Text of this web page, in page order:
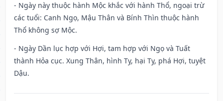
- Ngày này thuộc hành Mộc khắc với hành Thổ, ngoại trừ
các tuổi: Canh Ngọ, Mậu Thân và Bính Thìn thuộc hành
Thổ không sợ Mộc.
- Ngày Dần lục hợp với Hợi, tam hợp với Ngọ và Tuất
thành Hỏa cục. Xung Thân, hình Tỵ, hại Tỵ, phá Hợi, tuyệt
Dậu.